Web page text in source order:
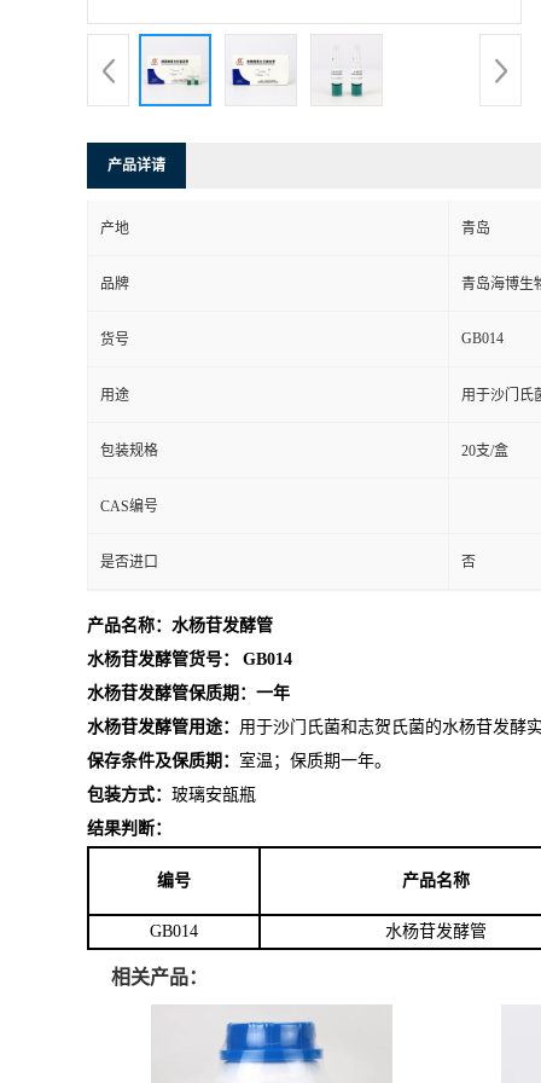
产品详请
产地 青岛
品牌 青岛海博生
货号 GB014
用途 用于沙门氏
包装规格 20支/盒
CAS编号
是否进口 否
产品名称：水杨苷发酵管
水杨苷发酵管货号：
GB014
水杨苷发酵管保质期：一年
水杨苷发酵管用途： 用于沙门氏菌和志贺氏菌的水杨苷发酵
保存条件及保质期： 室温；保质期一年。
包装方式： 玻璃安瓿瓶
结果判断：
编号 产品名称
GB014 水杨苷发酵管
相关产品：